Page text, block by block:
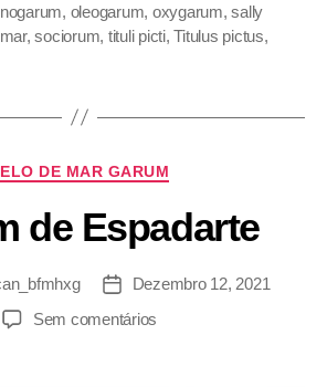
, oleogarum, oxygarum,sally
,sociorum, tituli picti,Titulus pictus,
DE MAR GARUM
de Espadarte
Dezembro 12, 2021
Sem comentários